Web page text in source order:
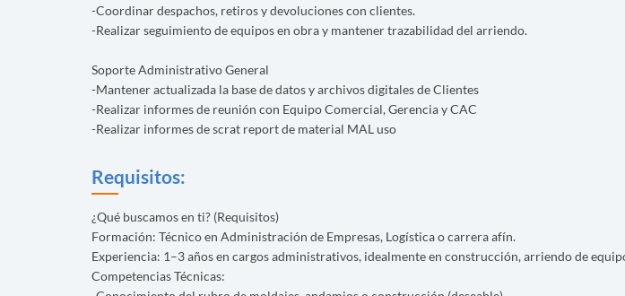
-Coordinar despachos, retiros y devoluciones con clientes.
-Realizar seguimiento de equipos en obra y mantener trazabilidad del arriendo.
Soporte Administrativo General
-Mantener actualizada la base de datos y archivos digitales de Clientes
-Realizar informes de reunión con Equipo Comercial, Gerencia y CAC
-Realizar informes de scrat report de material MAL uso
Requisitos:
¿Qué buscamos en ti? (Requisitos)
Formación: Técnico en Administración de Empresas, Logística o carrera afín.
Experiencia: 1–3 años en cargos administrativos, idealmente en construcción, arriendo de
Competencias Técnicas: